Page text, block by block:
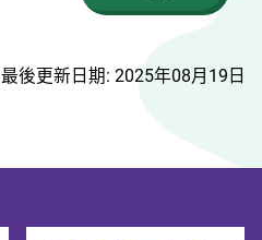
最後更新日期: 2025年08月19日